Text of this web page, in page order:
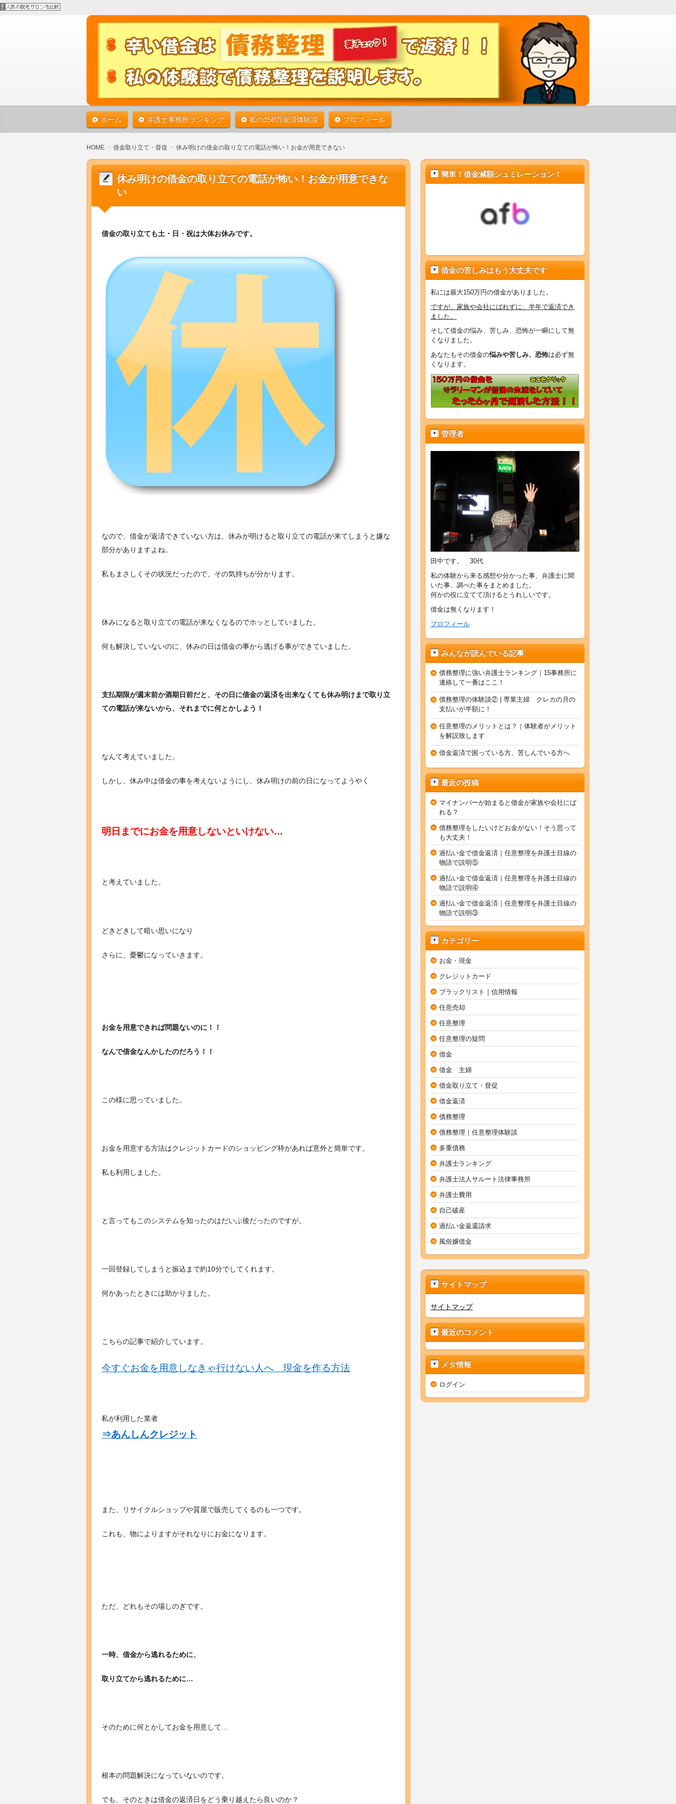
債務整理で借金返済 | 私の体験談で債務整理を説明します！
ば、必ず借金から解放されます！！150万円の借金をたったの6ヶ月で返済することが出来た任意
整理の体験談。あなたの借金も必ずなくなります！
ホーム 弁護士事務所ランキング 私の150万返済体験談 プロフィール
HOME 借金取り立て・督促 休み明けの借金の取り立ての電話が怖い！お金が用意できない
休み明けの借金の取り立ての電話が怖い！お金が用意できな
い
借金の取り立ても土・日・祝は大体お休みです。
なので、借金が返済できていない方は、休みが明けると取り立ての電話が来てしまうと嫌な
部分がありますよね。
私もまさしくその状況だったので、その気持ちが分かります。
休みになると取り立ての電話が来なくなるのでホッとしていました。
何も解決していないのに、休みの日は借金の事から逃げる事ができていました。
支払期限が週末前か酒期日前だと、その日に借金の返済を出来なくても休み明けまで取り立
ての電話が来ないから、それまでに何とかしよう！
なんて考えていました。
しかし、休み中は借金の事を考えないようにし、休み明けの前の日になってようやく
明日までにお金を用意しないといけない…
と考えていました。
どきどきして暗い思いになり
さらに、憂鬱になっていきます。
お金を用意できれば問題ないのに！！
なんで借金なんかしたのだろう！！
この様に思っていました。
お金を用意する方法はクレジットカードのショッピング枠があれば意外と簡単です。
私も利用しました。
と言ってもこのシステムを知ったのはだいぶ後だったのですが。
一回登録してしまうと振込まで約10分でしてくれます。
何かあったときには助かりました。
こちらの記事で紹介しています。
今すぐお金を用意しなきゃ行けない人へ 現金を作る方法
私が利用した業者
⇒あんしんクレジット
また、リサイクルショップや質屋で販売してくるのも一つです。
これも、物によりますがそれなりにお金になります。
ただ、どれもその場しのぎです。
一時、借金から逃れるために、
取り立てから逃れるために…
そのために何とかしてお金を用意して…
根本の問題解決になっていないのです。
でも、そのときは借金の返済日をどう乗り越えたら良いのか？
簡単！借金減額シュミレーション！
借金の苦しみはもう大丈夫です
私には最大150万円の借金がありました。
ですが、家族や会社にばれずに、半年で返済でき
ました。
そして借金の悩み、苦しみ、恐怖が一瞬にして無
くなりました。
あなたもその借金の悩みや苦しみ、恐怖は必ず無
くなります。
管理者
田中です。 30代
私の体験から来る感想や分かった事、弁護士に聞
いた事、調べた事をまとめました。
何かの役に立てて頂けるとうれしいです。
借金は無くなります！
プロフィール
みんなが読んでいる記事
債務整理に強い弁護士ランキング｜15事務所に
連絡して一番はここ！
債務整理の体験談② | 専業主婦 クレカの月の
支払いが半額に！
任意整理のメリットとは？｜体験者がメリット
を解説致します
借金返済で困っている方、苦しんでいる方へ
最近の投稿
マイナンバーが始まると借金が家族や会社にば
れる？
債務整理をしたいけどお金がない！そう思って
も大丈夫！
過払い金で借金返済｜任意整理を弁護士目線の
物語で説明⑤
過払い金で借金返済｜任意整理を弁護士目線の
物語で説明④
過払い金で借金返済｜任意整理を弁護士目線の
物語で説明③
カテゴリー
お金・現金
クレジットカード
ブラックリスト｜信用情報
任意売却
任意整理
任意整理の疑問
借金
借金 主婦
借金取り立て・督促
借金返済
債務整理
債務整理｜任意整理体験談
多重債務
弁護士ランキング
弁護士法人サルート法律事務所
弁護士費用
自己破産
過払い金返還請求
風俗嬢借金
サイトマップ
サイトマップ
最近のコメント
メタ情報
ログイン